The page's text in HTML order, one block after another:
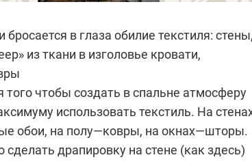
бросается в глаза обилие текстиля:
из ткани в изголовье кровати,
того чтобы создать в спальне атмосферу
использовать текстиль. На
обои, на полу—ковры, на окнах—шторы.
драпировку на стене (как здесь)